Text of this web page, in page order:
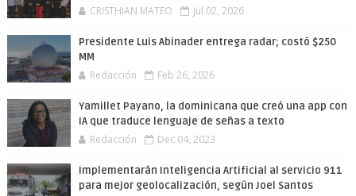
CRISTHIAN MATEO Jul 02, 2026
Presidente Luis Abinader entrega radar; costó $250
MM
Redacción Feb 26, 2026
Yamillet Payano, la dominicana que creó una app con
IA que traduce lenguaje de señas a texto
Redacción Dec 04, 2023
Implementarán Inteligencia Artificial al servicio 911
para mejor geolocalización, según Joel Santos